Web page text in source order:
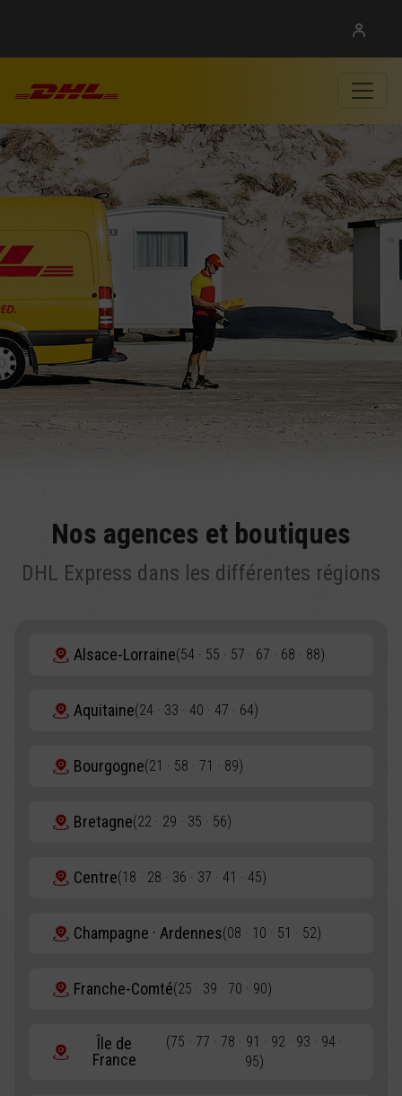
Nos agences et boutiques
DHL Express dans les différentes régions
Alsace-Lorraine(54 · 55 · 57 · 67 · 68 · 88)
Aquitaine(24 · 33 · 40 · 47 · 64)
Bourgogne(21 · 58 · 71 · 89)
Bretagne(22 · 29 · 35 · 56)
Centre(18 · 28 · 36 · 37 · 41 · 45)
Champagne · Ardennes(08 · 10 · 51 · 52)
Franche-Comté(25 · 39 · 70 · 90)
Île de
France
(75 · 77 · 78 · 91 · 92 · 93 · 94 ·
95)